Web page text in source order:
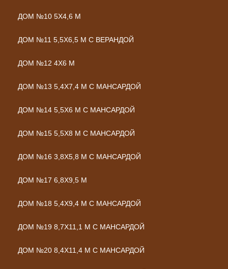
ДОМ №10 5Х4,6 М
ДОМ №11 5,5Х6,5 М С ВЕРАНДОЙ
ДОМ №12 4Х6 М
ДОМ №13 5,4Х7,4 М С МАНСАРДОЙ
ДОМ №14 5,5Х6 М С МАНСАРДОЙ
ДОМ №15 5,5Х8 М С МАНСАРДОЙ
ДОМ №16 3,8Х5,8 М С МАНСАРДОЙ
ДОМ №17 6,8Х9,5 М
ДОМ №18 5,4Х9,4 М С МАНСАРДОЙ
ДОМ №19 8,7Х11,1 М С МАНСАРДОЙ
ДОМ №20 8,4Х11,4 М С МАНСАРДОЙ